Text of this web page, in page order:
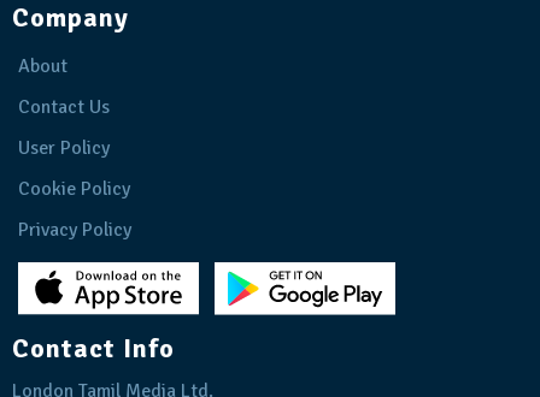
Company
About
Contact Us
User Policy
Cookie Policy
Privacy Policy
Contact Info
London Tamil Media Ltd.